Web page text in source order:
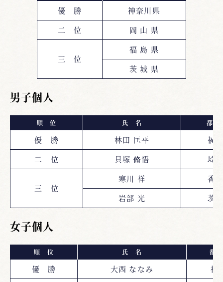
優 勝
神奈川県
二 位
岡 山 県
三 位
福 島 県
茨 城 県
男子個人
順 位 氏 名 都道
優 勝 林田 匡平
福
二 位
貝塚 脩悟 埼
三 位
寒川 祥
香
岩部 光
茨
女子個人
順 位 氏 名 都
優 勝 大西 ななみ
福